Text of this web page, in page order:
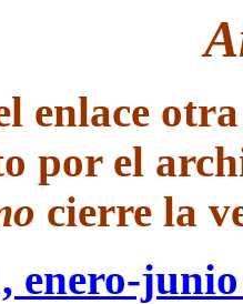
enlace
por el
cierre la
enero-